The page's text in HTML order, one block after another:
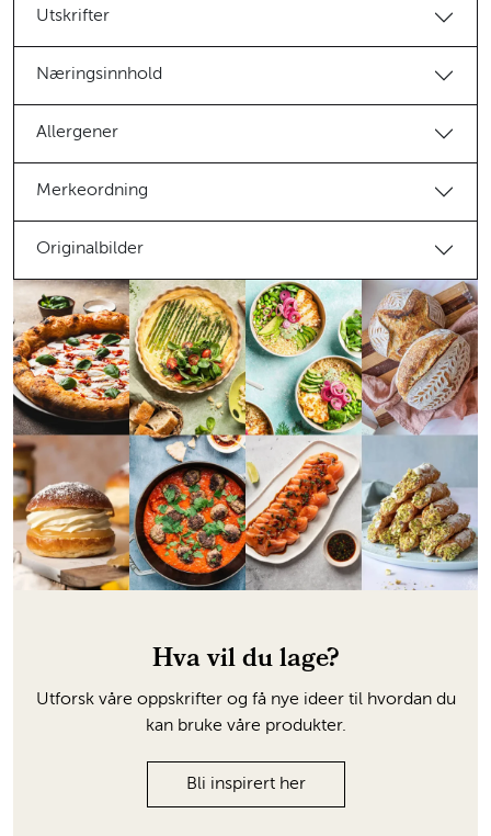
Utskrifter
Næringsinnhold
Allergener
Merkeordning
Originalbilder
Hva vil du lage?
Utforsk våre oppskrifter og få nye ideer til hvordan du
kan bruke våre produkter.
Bli inspirert her